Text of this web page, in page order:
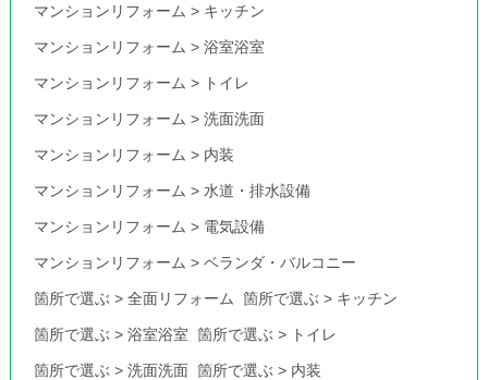
マンションリフォーム > キッチン
マンションリフォーム >浴室浴室
マンションリフォーム > トイレ
マンションリフォーム >洗面洗面
マンションリフォーム > 内装
マンションリフォーム > 水道・排水設備
マンションリフォーム > 電気設備
マンションリフォーム >ベランダ・バルコニー
箇所で選ぶ >全面リフォーム 箇所で選ぶ > キッチン
箇所で選ぶ >浴室浴室 箇所で選ぶ > トイレ
箇所で選ぶ >洗面洗面 箇所で選ぶ > 内装